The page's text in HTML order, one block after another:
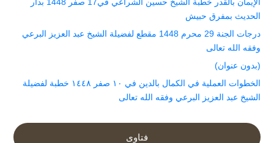
الحديث بمفرق حبيش
درجات الجنة 29 محرم 1448 مقطع لفضيلة الشيخ عبد العزيز البرعي
وفقه الله تعالى
(بدون عنوان)
الخطوات العملية في الكمال بالدين في ١٠ صفر ١٤٤٨ خطبة لفضيلة
الشيخ عبد العزيز البرعي وفقه الله تعالى
فتاوى